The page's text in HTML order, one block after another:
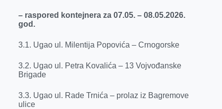
– raspored kontejnera za 07.05. – 08.05.2026.
god.
3.1. Ugao ul. Milentija Popovića – Crnogorske
3.2. Ugao ul. Petra Kovalića – 13 Vojvođanske
Brigade
3.3. Ugao ul. Rade Trnića – prolaz iz Bagremove
ulice